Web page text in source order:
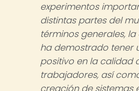
experimentos
distintas partes del
términos generales,
ha demostrado tener
positivo en la calidad
trabajadores, así
creación de sistemas